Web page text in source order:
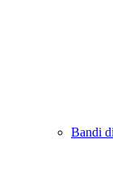
Bandi